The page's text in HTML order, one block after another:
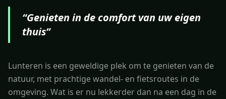
“Genieten in de comfort van uw eigen
thuis”
Lunteren is een geweldige plek om te genieten van de
natuur, met prachtige wandel- en fietsroutes in de
omgeving. Wat is er nu lekkerder dan na een dag in de